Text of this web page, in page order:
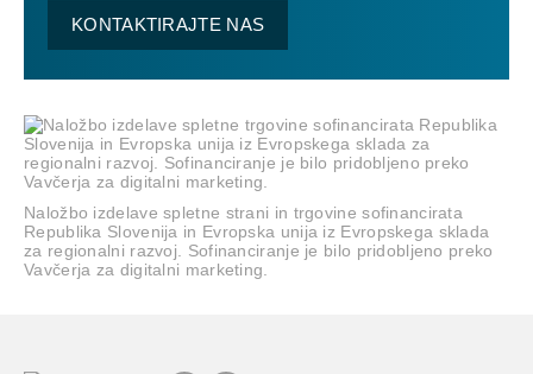
KONTAKTIRAJTE NAS
Naložbo izdelave spletne strani in trgovine sofinancirata
Republika Slovenija in Evropska unija iz Evropskega sklada
za regionalni razvoj. Sofinanciranje je bilo pridobljeno preko
Vavčerja za digitalni marketing.